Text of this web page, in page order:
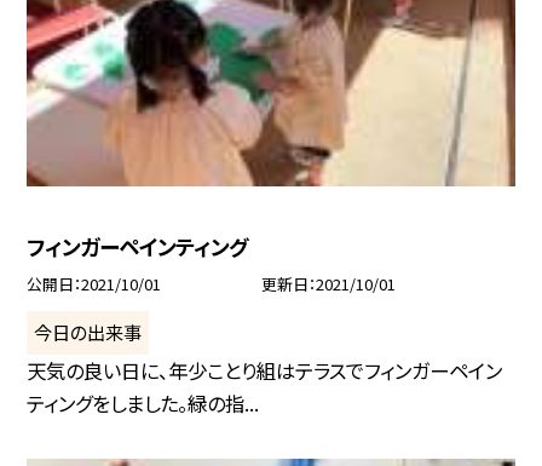
フィンガーペインティング
公開日 2021/10/01 更新日 2021/10/01
今日の出来事
天気の良い日に、年少ことり組はテラスでフィンガーペイン
ティングをしました。緑の指...